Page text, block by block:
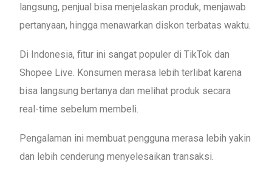
langsung, penjual bisa menjelaskan produk, menjawab
pertanyaan, hingga menawarkan diskon terbatas waktu.
Di Indonesia, fitur ini sangat populer di TikTok dan
Shopee Live. Konsumen merasa lebih terlibat karena
bisa langsung bertanya dan melihat produk secara
real-time sebelum membeli.
Pengalaman ini membuat pengguna merasa lebih yakin
dan lebih cenderung menyelesaikan transaksi.